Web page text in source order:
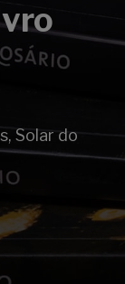
, Solar do